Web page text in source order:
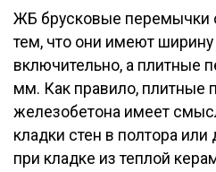
ЖБ брусковые перемычки
тем, что они имеют
включительно, а плитные
мм. Как правило, плитные
железобетона имеет
кладки стен в полтора или
при кладке из теплой